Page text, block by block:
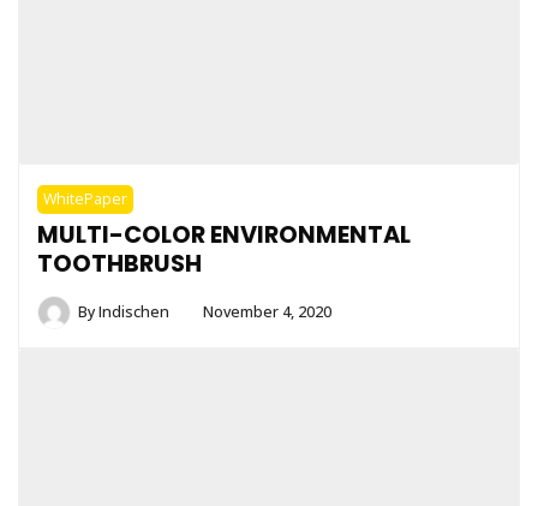
WhitePaper
MULTI-COLOR ENVIRONMENTAL
TOOTHBRUSH
ByIndischen November 4, 2020